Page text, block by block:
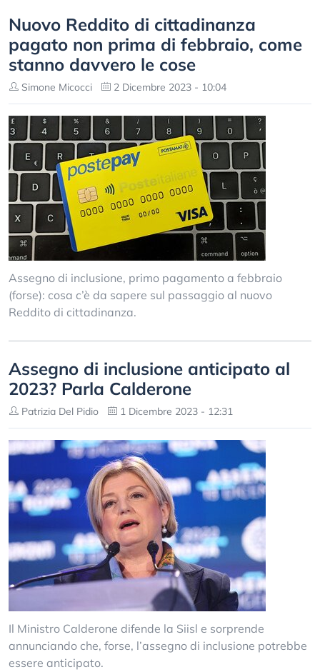
Nuovo Reddito di cittadinanza
pagato non prima di febbraio, come
stanno davvero le cose
Simone Micocci 2 Dicembre 2023 - 10:04
Assegno di inclusione, primo pagamento a febbraio
(forse): cosa c’è da sapere sul passaggio al nuovo
Reddito di cittadinanza.
Assegno di inclusione anticipato al
2023? Parla Calderone
Patrizia Del Pidio 1 Dicembre 2023 - 12:31
Il Ministro Calderone difende la Siisl e sorprende
annunciando che, forse, l’assegno di inclusione potrebbe
essere anticipato.